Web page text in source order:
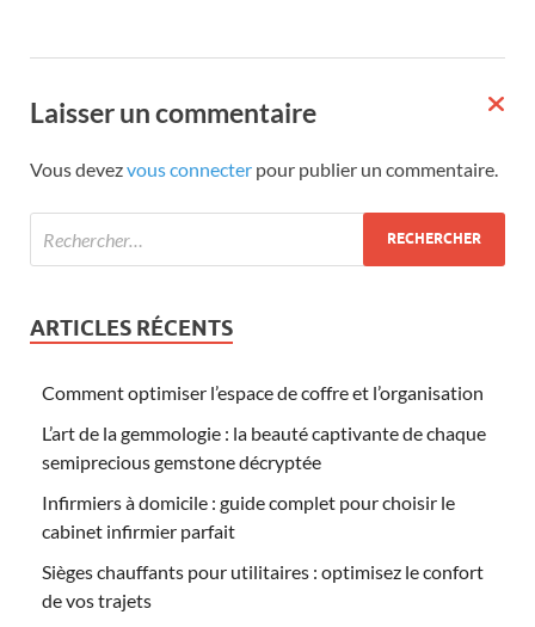
Laisser un commentaire
Vous devezvous connecter pour publier un commentaire.
ARTICLES RÉCENTS
Comment optimiser l’espace de coffre et l’organisation
L’art de la gemmologie : la beauté captivante de chaque
semiprecious gemstone décryptée
Infirmiers à domicile : guide complet pour choisir le
cabinet infirmier parfait
Sièges chauffants pour utilitaires : optimisez le confort
de vos trajets